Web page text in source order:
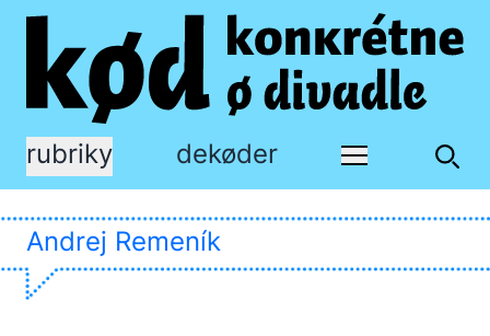
rubriky dekøder
Andrej Remeník